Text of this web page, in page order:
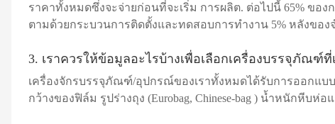
ราคาทั้งหมดซึ่งจะจ่ายก่อนที่จะเริ่ม การผลิต. ต่อไปนี้ 65% ของ
ตามด้วยกระบวนการติดตั้งและทดสอบการทำงาน 5% หลังของ
3. เราควรให้ข้อมูลอะไรบ้างเพื่อเลือกเครื่องบรรจุภัณฑ์
เครื่องจักรบรรจุภัณฑ์/อุปกรณ์ของเราทั้งหมดได้รับการออกแ
กว้างของฟิล์ม รูปร่างถุง (Eurobag, Chinese-bag ) น้ำหนักหี